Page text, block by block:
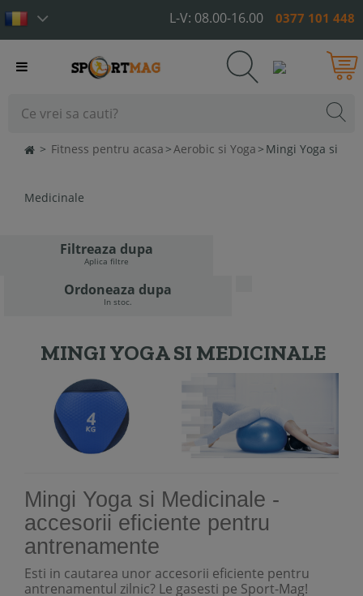
L-V: 08.00-16.00 0377 101 448
Toggle
> Fitness pentru acasa >Aerobic si Yoga > Mingi Yoga si
Medicinale
Filtreaza dupa
Aplica filtre
Ordoneaza dupa
In stoc.
MINGI YOGA SI MEDICINALE
Mingi Yoga si Medicinale -
accesorii eficiente pentru
antrenamente
Esti in cautarea unor accesorii eficiente pentru
antrenamentul zilnic? Le gasesti pe Sport-Mag!